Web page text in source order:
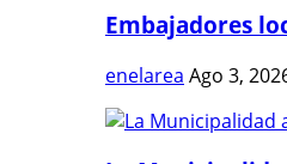
Embajadores
enelarea Ago 3,